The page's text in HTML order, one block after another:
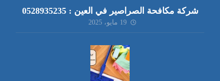
شركة مكافحة الصراصير في العين : 0528935235
19 مايو، 2025